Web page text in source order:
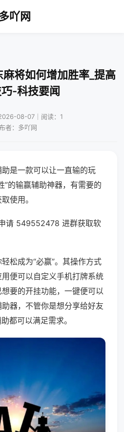
吖网
将如何增加胜率_提高
-科技要闻
08-07｜阅读：1
者：多吖网
是一款可以让一直输的玩
”的输赢辅助神器，有需要的
使用。
请 549552478 进群获取软
松成为“必赢”。其操作方式
便可以自定义手机打牌系统
要的开挂功能，一键便可以
器，不管你是想分享给好友
都可以满足需求。